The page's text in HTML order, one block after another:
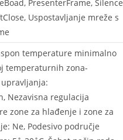
PresenterFrame, Silence
Uspostavljanje mreže s
temperature minimalno
temperaturnih zona-
Nezavisna regulacija
zone za hlađenje i zone za
Ne, Podesivo područje